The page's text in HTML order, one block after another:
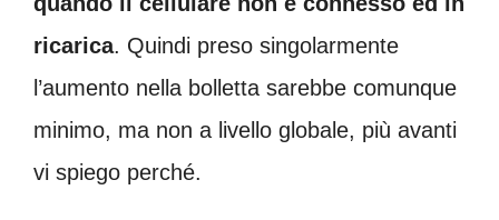
ricarica. Quindi preso singolarmente
l’aumento nella bolletta sarebbe comunque
minimo, ma non a livello globale, più avanti
vi spiego perché.